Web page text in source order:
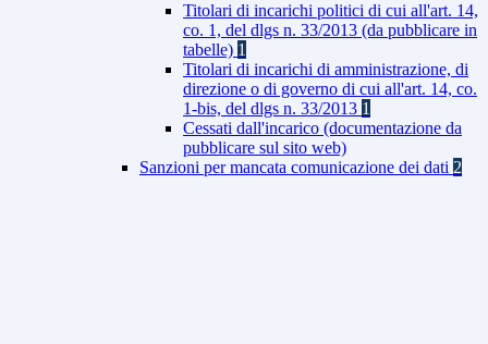
Titolari di incarichi politici di cui all'art. 14,
co. 1, del dlgs n. 33/2013 (da pubblicare in
tabelle) 1
Titolari di incarichi di amministrazione, di
direzione o di governo di cui all'art. 14, co.
1-bis, del dlgs n. 33/2013 1
Cessati dall'incarico (documentazione da
pubblicare sul sito web)
Sanzioni per mancata comunicazione dei dati 2